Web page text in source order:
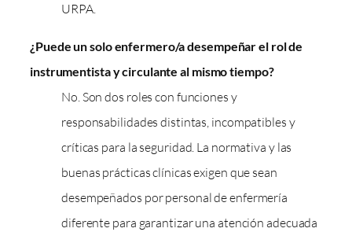
URPA.
¿Puede un solo enfermero/a desempeñar el rol de
instrumentista y circulante al mismo tiempo?
No. Son dos roles con funciones y
responsabilidades distintas, incompatibles y
críticas para la seguridad. La normativa y las
buenas prácticas clínicas exigen que sean
desempeñados por personal de enfermería
diferente para garantizar una atención adecuada